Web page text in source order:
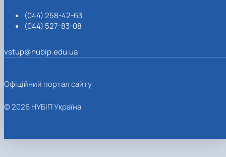
(044) 258-42-63
(044) 527-83-08
vstup@nubip.edu.ua
Офіційний портал сайту
© 2026 НУБІП Україна